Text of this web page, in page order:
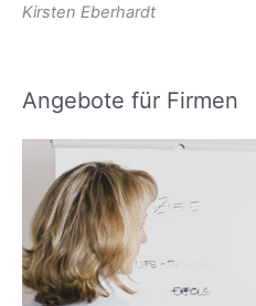
Kirsten Eberhardt
Angebote für Firmen